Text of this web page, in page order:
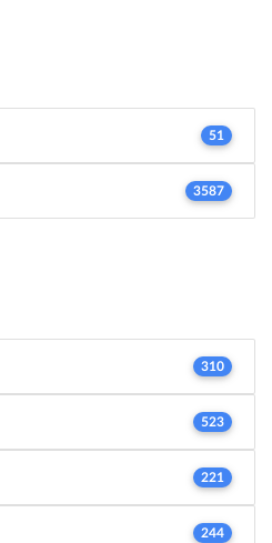
51
3587
310
523
221
244